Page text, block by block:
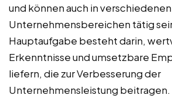
und können auch in
Unternehmensbereichen tätig
Hauptaufgabe besteht darin,
Erkenntnisse und umsetzbare
liefern, die zur Verbesserung der
Unternehmensleistung beitragen.